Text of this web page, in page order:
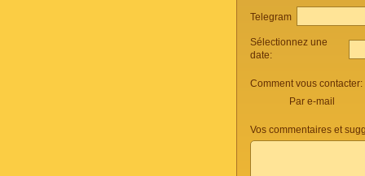
Telegram
Sélectionnez une
date:
Comment vous contacter:
Par e-mail
Vos commentaires et